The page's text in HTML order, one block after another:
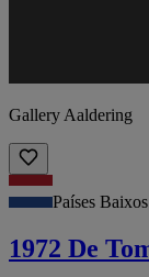
Gallery Aaldering
Países Baixos
1972 De